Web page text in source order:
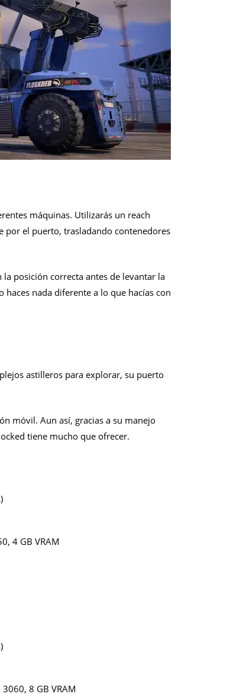
máquinas. Utilizarás un reach
por el puerto, trasladando contenedores
posición correcta antes de levantar la
nada diferente a lo que hacías con
astilleros para explorar, su puerto
móvil. Aun así, gracias a su manejo
tiene mucho que ofrecer.
4 GB VRAM
8 GB VRAM